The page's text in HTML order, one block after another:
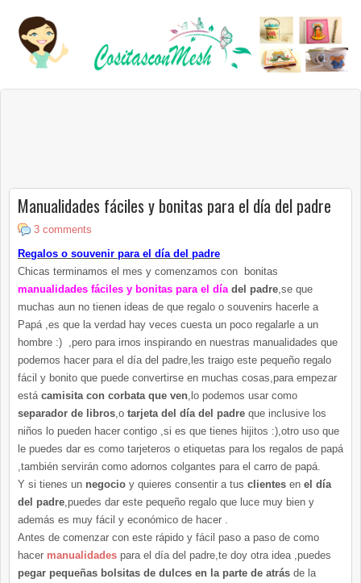
Manualidades fáciles y bonitas para el día del padre
3 comments
Regalos o souvenir para el día del padre
Chicas terminamos el mes y comenzamos con bonitas
manualidades fáciles y bonitas para el día del padre ,se que
muchas aun no tienen ideas de que regalo o souvenirs hacerle a
Papá ,es que la verdad hay veces cuesta un poco regalarle a un
hombre :) ,pero para irnos inspirando en nuestras manualidades que
podemos hacer para el día del padre,les traigo este pequeño regalo
fácil y bonito que puede convertirse en muchas cosas,para empezar
está camisita con corbata que ven ,lo podemos usar como
separador de libros ,o tarjeta del día del padre que inclusive los
niños lo pueden hacer contigo ,si es que tienes hijitos :),otro uso que
le puedes dar es como tarjeteros o etiquetas para los regalos de papá
,también servirán como adornos colgantes para el carro de papá.
Y si tienes un negocio y quieres consentir a tus clientes en el día
del padre ,puedes dar este pequeño regalo que luce muy bien y
además es muy fácil y económico de hacer .
Antes de comenzar con este rápido y fácil paso a paso de como
hacer manualidades para el día del padre,te doy otra idea ,puedes
pegar pequeñas bolsitas de dulces en la parte de atrás de la